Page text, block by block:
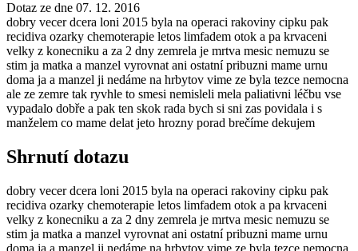
Dotaz ze dne 07. 12. 2016
dobry vecer dcera loni 2015 byla na operaci rakoviny cipku pak
recidiva ozarky chemoterapie letos limfadem otok a pa krvaceni
velky z konecniku a za 2 dny zemrela je mrtva mesic nemuzu se
stim ja matka a manzel vyrovnat ani ostatní pribuzni mame urnu
doma ja a manzel ji nedáme na hrbytov vime ze byla tezce nemocna
ale ze zemre tak ryvhle to smesi nemisleli mela paliativni léčbu vse
vypadalo dobře a pak ten skok rada bych si sni zas povidala i s
manželem co mame delat jeto hrozny porad brečíme dekujem
Shrnutí dotazu
dobry vecer dcera loni 2015 byla na operaci rakoviny cipku pak
recidiva ozarky chemoterapie letos limfadem otok a pa krvaceni
velky z konecniku a za 2 dny zemrela je mrtva mesic nemuzu se
stim ja matka a manzel vyrovnat ani ostatní pribuzni mame urnu